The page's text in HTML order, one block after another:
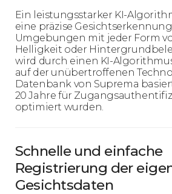
Ein leistungsstarker KI-
eine präzise
Umgebungen mit jeder Form
Helligkeit oder
wird durch einen KI-
auf der unübertroffenen
Datenbank von Suprema
20 Jahre für
optimiert wurden.
Schnelle und einfache
Registrierung der
Gesichtsdaten